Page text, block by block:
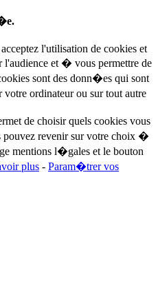
l'utilisation de cookies et
l'audience et � vous permettre de
sont des donn�es qui sont
ordinateur ou sur tout autre
de choisir quels cookies vous
pouvez revenir sur votre choix �
mentions l�gales et le bouton
plus - Param�trer vos